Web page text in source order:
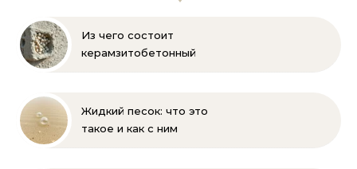
Из чего состоит
керамзитобетонный
Жидкий песок: что это
такое и как с ним